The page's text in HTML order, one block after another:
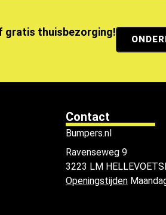
gratis thuisbezorging!
Contact
Bumpers.nl
Ravenseweg 9
3223 LM
Openingstijden